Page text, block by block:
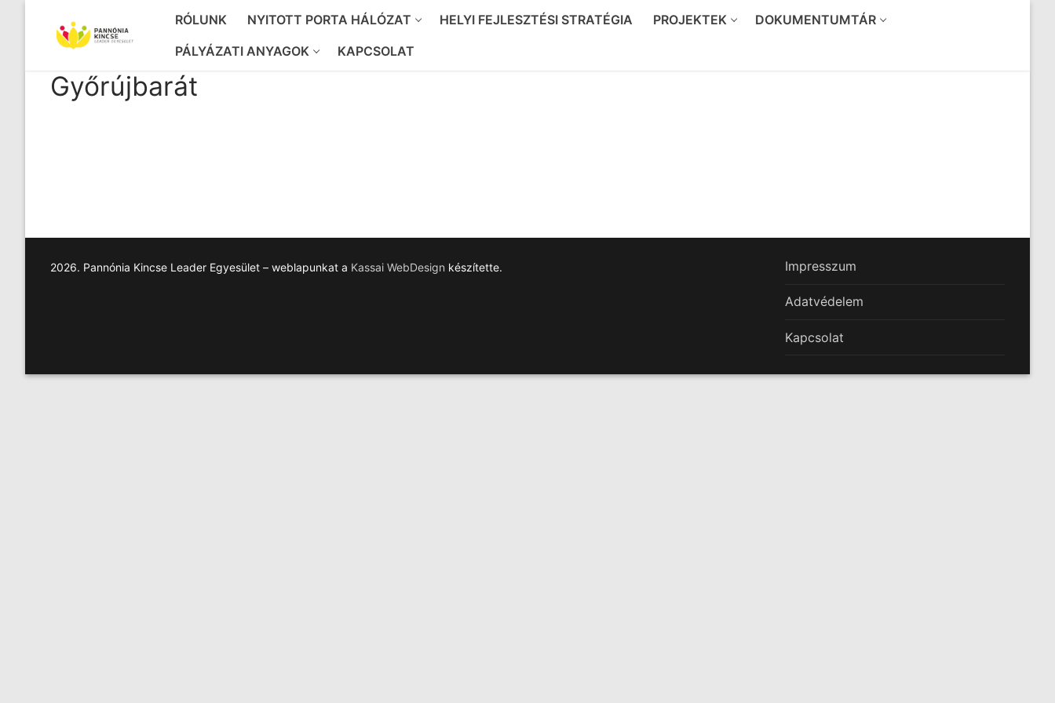
tartalomra
RÓLUNK NYITOTT PORTA HÁLÓZAT HELYI FEJLESZTÉSI STRATÉGIA PROJEKTEK
DOKUMENTUMTÁR
PÁLYÁZATI ANYAGOK
KAPCSOLAT
Győrújbarát
2026. Pannónia Kincse Leader Egyesület – weblapunkat a Kassai WebDesign készítette. Impresszum
Adatvédelem
Kapcsolat